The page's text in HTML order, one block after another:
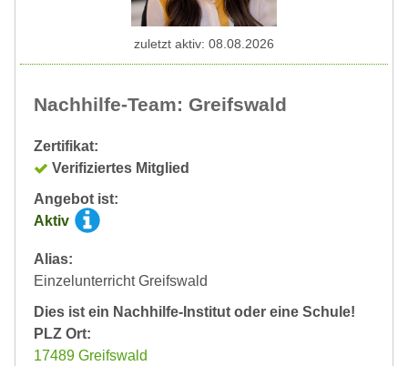
Nachhilfe-Team: Greifswald
Zertifikat:
Verifiziertes Mitglied
Angebot ist:
Aktiv
Alias:
Einzelunterricht Greifswald
Dies ist ein Nachhilfe-Institut oder eine Schule!
PLZ Ort:
17489 Greifswald
zuletzt aktiv: 08.08.2026